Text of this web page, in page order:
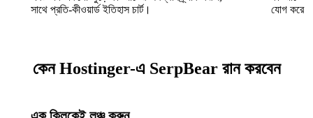
সাথে প্রতি-কীওয়ার্ড ইতিহাস চার্ট।
যোগ করে।
কেন Hostinger-এ SerpBear রান করবেন